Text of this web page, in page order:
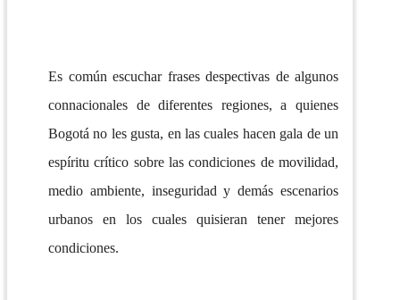
Es común escuchar frases despectivas de algunos
connacionales de diferentes regiones, a quienes
Bogotá no les gusta, en las cuales hacen gala de un
espíritu crítico sobre las condiciones de movilidad,
medio ambiente, inseguridad y demás escenarios
urbanos en los cuales quisieran tener mejores
condiciones.